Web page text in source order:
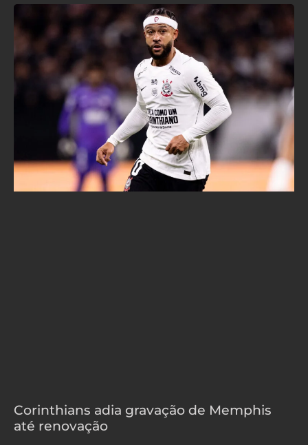
Corinthians adia gravação de Memphis
até renovação